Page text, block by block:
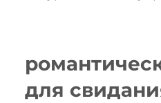
для